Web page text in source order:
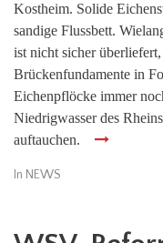
Kostheim. Solide
sandige Flussbett.
ist nicht sicher
Brückenfundamente in
Eichenpflöcke immer
Niedrigwasser des
auftauchen.
In NEWS